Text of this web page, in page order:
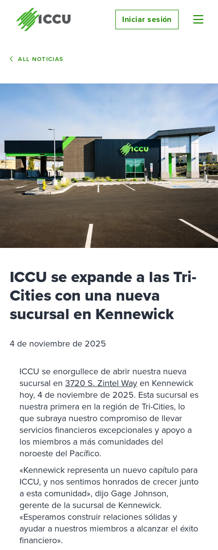
Iniciar sesión
ALL NOTICIAS
ICCU se expande a las Tri-
Cities con una nueva
sucursal en Kennewick
4 de noviembre de 2025
ICCU se enorgullece de abrir nuestra nueva
sucursal en 3720 S. Zintel Way en Kennewick
hoy, 4 de noviembre de 2025. Esta sucursal es
nuestra primera en la región de Tri-Cities, lo
que subraya nuestro compromiso de llevar
servicios financieros excepcionales y apoyo a
los miembros a más comunidades del
noroeste del Pacífico.
«Kennewick representa un nuevo capítulo para
ICCU, y nos sentimos honrados de crecer junto
a esta comunidad», dijo Gage Johnson,
gerente de la sucursal de Kennewick.
«Esperamos construir relaciones sólidas y
ayudar a nuestros miembros a alcanzar el éxito
financiero».